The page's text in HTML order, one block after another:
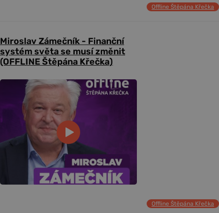
Offline Štěpána Křečka
Miroslav Zámečník - Finanční
systém světa se musí změnit
(OFFLINE Štěpána Křečka)
Offline Štěpána Křečka